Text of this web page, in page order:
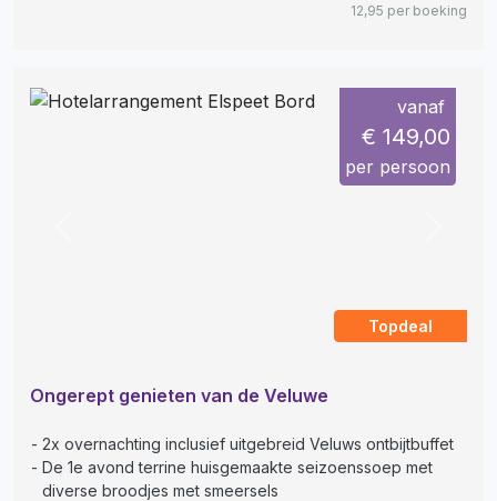
12,95 per boeking
vanaf
€ 149,00
per persoon
Topdeal
Ongerept genieten van de Veluwe
2x overnachting inclusief uitgebreid Veluws ontbijtbuffet
De 1e avond terrine huisgemaakte seizoenssoep met
diverse broodjes met smeersels